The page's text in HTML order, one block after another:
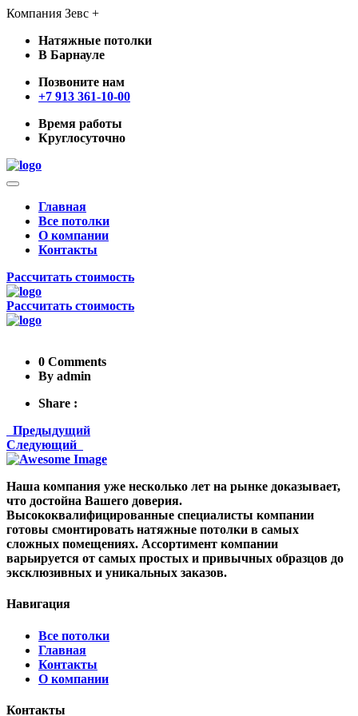
Компания Зевс +
Натяжные потолки
В Барнауле
Позвоните нам
+7 913 361-10-00
Время работы
Круглосуточно
Главная
Все потолки
О компании
Контакты
Рассчитать стоимость
Рассчитать стоимость
0 Comments
By admin
Share :
Предыдущий
Следующий
Наша компания уже несколько лет на рынке доказывает,
что достойна Вашего доверия.
Высококвалифицированные специалисты компании
готовы смонтировать натяжные потолки в самых
сложных помещениях. Ассортимент компании
варьируется от самых простых и привычных образцов до
эксклюзивных и уникальных заказов.
Навигация
Все потолки
Главная
Контакты
О компании
Контакты